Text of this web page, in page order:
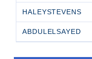
HALEYSTEVENS
ABDULELSAYED